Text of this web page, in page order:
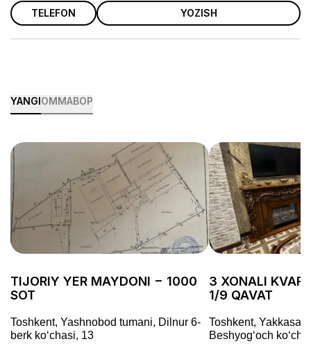
TELEFON YOZISH
YANGIOMMABOP
TIJORIY YER MAYDONI − 1000
SOT
Toshkent, Yashnobod tumani, Dilnur 6-
berk koʻchasi, 13
3 XONALI
1/9 QAVAT
Toshkent,
Beshyogʻoch